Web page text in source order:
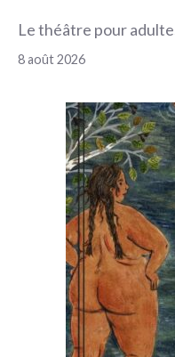
Le théâtre pour
8 août 2026